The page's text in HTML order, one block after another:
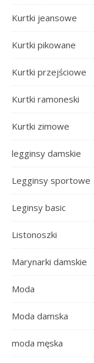
Kurtki jeansowe
Kurtki pikowane
Kurtki przejściowe
Kurtki ramoneski
Kurtki zimowe
legginsy damskie
Legginsy sportowe
Leginsy basic
Listonoszki
Marynarki damskie
Moda
Moda damska
moda męska